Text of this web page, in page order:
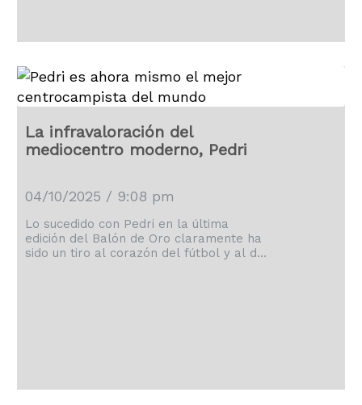
La infravaloración del
mediocentro moderno, Pedri
04/10/2025 / 9:08 pm
Lo sucedido con Pedri en la última
edición del Balón de Oro claramente ha
sido un tiro al corazón del fútbol y al de